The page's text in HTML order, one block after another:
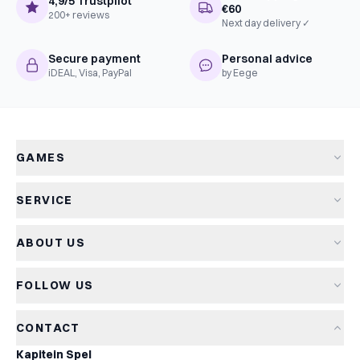
200+ reviews
€60
Next day delivery ✓
Secure payment
iDEAL, Visa, PayPal
Personal advice
by Eege
GAMES
New arrivals
Kids games
SERVICE
Returns
ABOUT US
The Captain's Game
FOLLOW US
CONTACT
Kapitein Spel